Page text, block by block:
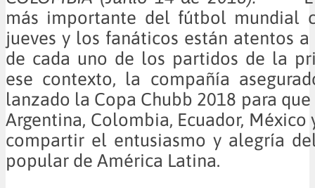
más importante del fútbol mundial
jueves y los fanáticos están atentos
de cada uno de los partidos de la
ese contexto, la compañía
lanzado la Copa Chubb 2018 para
Argentina, Colombia, Ecuador, México
compartir el entusiasmo y alegría
popular de América Latina.